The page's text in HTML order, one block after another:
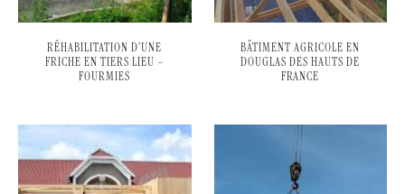
RÉHABILITATION D’UNE
FRICHE EN TIERS LIEU –
FOURMIES
BÂTIMENT AGRICOLE EN
DOUGLAS DES HAUTS DE
FRANCE